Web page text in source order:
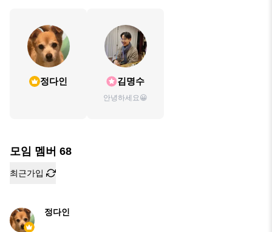
정다인 김명수
안녕하세요😀
모임 멤버 68
최근가입
정다인